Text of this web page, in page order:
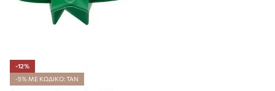
-12%
-5% ΜΕ ΚΩΔΙΚΟ: TAN